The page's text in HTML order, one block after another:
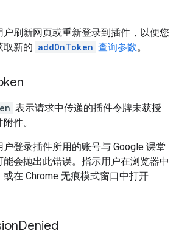
户刷新网页或重新登录到插件，以便您
取新的 addOnToken 查询参数。
表示请求中传递的插件令牌未获授
件。
户登录插件所用的账号与 Google 课堂
会抛出此错误。指示用户在浏览器中
在 Chrome 无痕模式窗口中打开
Denied